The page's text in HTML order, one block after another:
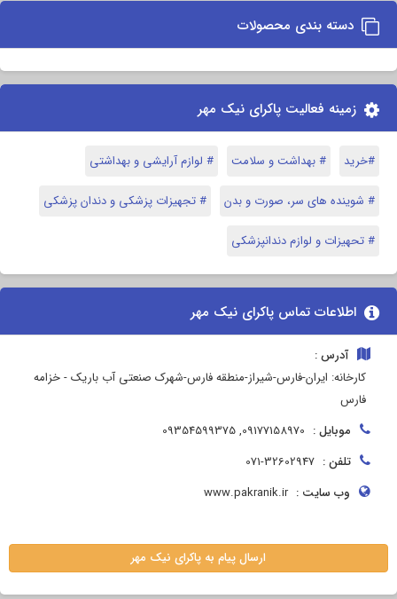
دسته بندی محصولات
زمینه فعالیت پاکرای نیک مهر
#خرید # بهداشت و سلامت # لوازم آرایشی و بهداشتی
# شوینده های سر، صورت و بدن # تجهیزات پزشکی و دندان پزشکی
# تحهیزات و لوازم دندانپزشکی
اطلاعات تماس پاکرای نیک مهر
آدرس :
کارخانه: ایران-فارس-شیراز-منطقه فارس-شهرک صنعتی آب باریک - خزامه
فارس
موبایل : 09177158970, 09354599375
تلفن : 071-32602947
وب سایت : www.pakranik.ir
ارسال پیام به پاکرای نیک مهر